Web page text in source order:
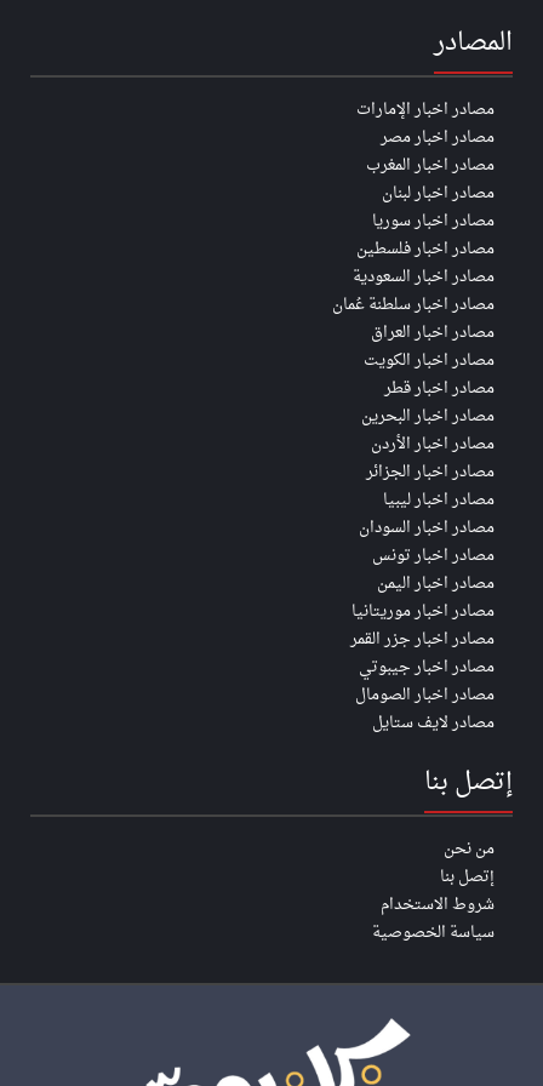
المصادر
مصادر اخبار الإمارات
مصادر اخبار مصر
مصادر اخبار المغرب
مصادر اخبار لبنان
مصادر اخبار سوريا
مصادر اخبار فلسطين
مصادر اخبار السعودية
مصادر اخبار سلطنة عُمان
مصادر اخبار العراق
مصادر اخبار الكويت
مصادر اخبار قطر
مصادر اخبار البحرين
مصادر اخبار الأردن
مصادر اخبار الجزائر
مصادر اخبار ليبيا
مصادر اخبار السودان
مصادر اخبار تونس
مصادر اخبار اليمن
مصادر اخبار موريتانيا
مصادر اخبار جزر القمر
مصادر اخبار جيبوتي
مصادر اخبار الصومال
مصادر لايف ستايل
إتصل بنا
من نحن
إتصل بنا
شروط الاستخدام
سياسة الخصوصية